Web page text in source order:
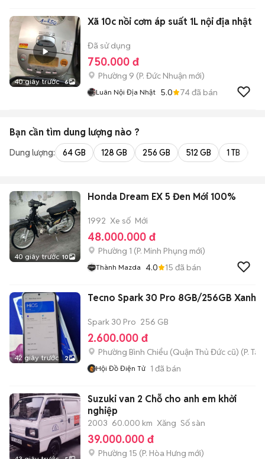
40 giây trước 6
Xã 10c nồi cơm áp suất 1L nội địa nhật
Đã sử dụng
750.000 đ
Phường 9 (P. Đức Nhuận mới)
Luân Nội Địa Nhật 5.0 74đã bán
Bạn cần tìm dung lượng nào ?
Dung lượng: 64 GB 128 GB 256 GB 512 GB 1 TB
40 giây trước 10
Honda Dream EX 5 Đen Mới 100%
1992 Xe số Mới
48.000.000 đ
Phường 1 (P. Minh Phụng mới)
Thành Mazda 4.0 15 đã bán
42 giây trước 2
Tecno Spark 30 Pro 8GB/256GB Xanh
Spark 30 Pro 256 GB
2.600.000 đ
Phường Bình Chiểu (Quận Thủ Đức cũ) (P.
Hội Đồ Điện Tử 1 đã bán
Suzuki van 2 Chỗ cho anh em khởi
nghiệp
2003 60.000 km Xăng Số sàn
39.000.000 đ
Phường 15 (P. Hòa Hưng mới)